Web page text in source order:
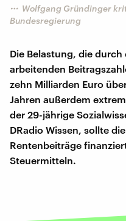
Wolfgang Gründinger
Bundesregierung
Die Belastung, die
arbeitenden
zehn Milliarden Euro
Jahren außerdem
der 29-jährige
DRadio Wissen, sollte
Rentenbeiträge
Steuermitteln.